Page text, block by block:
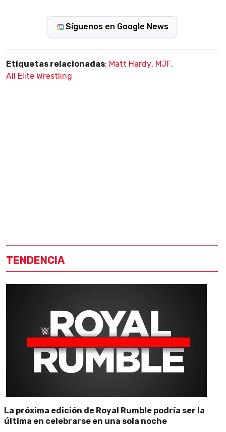
Síguenos en Google News
Etiquetas relacionadas: Matt Hardy, MJF,
All Elite Wrestling
TENDENCIA
La próxima edición de Royal Rumble podría ser la
última en celebrarse en una sola noche